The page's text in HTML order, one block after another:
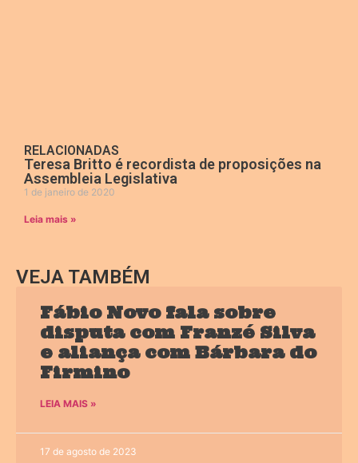
RELACIONADAS
Teresa Britto é recordista de proposições na
Assembleia Legislativa
1 de janeiro de 2020
Leia mais »
VEJA TAMBÉM
Fábio Novo fala sobre
disputa com Franzé Silva
e aliança com Bárbara do
Firmino
LEIA MAIS »
17 de agosto de 2023